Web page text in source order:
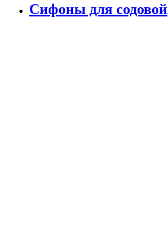
Сифоны для содовой